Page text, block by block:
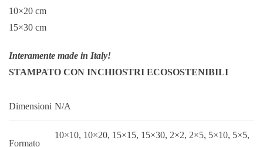
10×20 cm
15×30 cm
Interamente made in Italy!
STAMPATO CON INCHIOSTRI ECOSOSTENIBILI
Dimensioni N/A
Formato
10×10, 10×20, 15×15, 15×30, 2×2, 2×5, 5×10, 5×5,